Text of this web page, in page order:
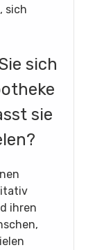
sich
sich
sie
ihren